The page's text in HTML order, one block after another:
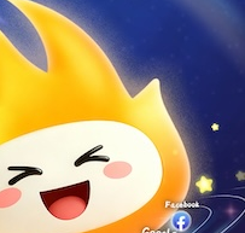
反对[0]